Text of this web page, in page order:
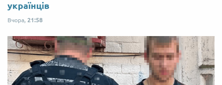
українців
Вчора, 21:58